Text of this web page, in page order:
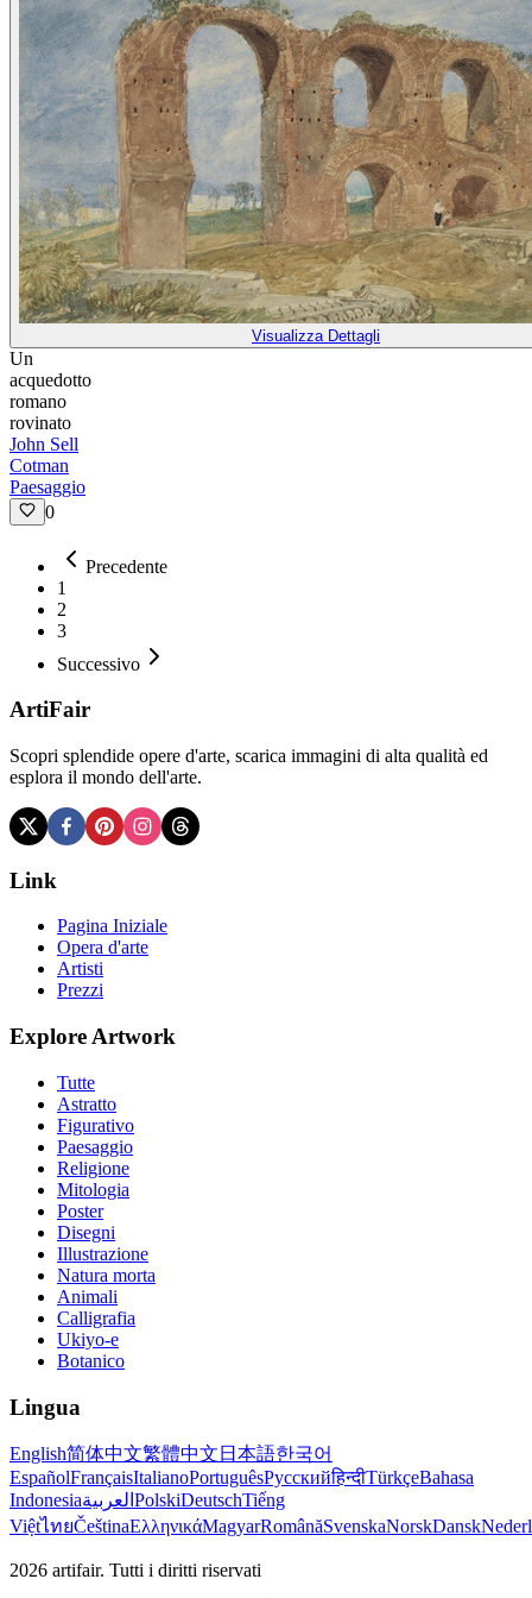
Visualizza Dettagli
Un
acquedotto
romano
rovinato
John Sell
Cotman
Paesaggio
0
Precedente
1
2
3
Successivo
ArtiFair
Scopri splendide opere d'arte, scarica immagini di alta qualità ed
esplora il mondo dell'arte.
Link
Pagina Iniziale
Opera d'arte
Artisti
Prezzi
Explore Artwork
Tutte
Astratto
Figurativo
Paesaggio
Religione
Mitologia
Poster
Disegni
Illustrazione
Natura morta
Animali
Calligrafia
Ukiyo-e
Botanico
Lingua
English简体中文繁體中文 日本語한국어
EspañolFrançaisItalianoPortuguêsРусскийहिन्दीTürkçeBahasa
Indonesiaالعربية PolskiDeutschTiếng
ViệtไทยČeštinaΕλληνικάMagyarRomânăSvenskaNorskDansk
2026 artifair. Tutti i diritti riservati